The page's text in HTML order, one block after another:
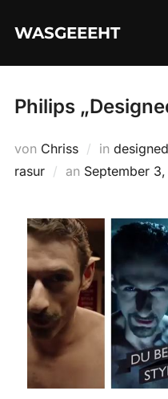
InhaltWASGEEEHT
Philips
von Chriss in
rasur
an Veröffentlicht
September